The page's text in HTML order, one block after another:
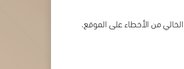
من الأخطاء على الموقع.